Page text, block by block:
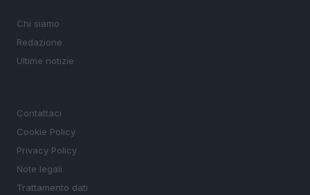
Chi siamo
Redazione
Ultime notizie
Contattaci
Cookie Policy
Privacy Policy
Note legali
Trattamento dati